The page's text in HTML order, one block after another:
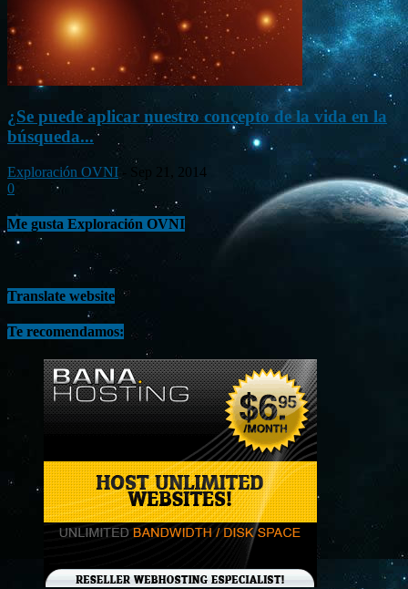
¿Se puede aplicar nuestro concepto de la vida en la
búsqueda...
Exploración OVNI
Sep 21, 2014
0
Me gusta Exploración OVNI
Translate website
Te recomendamos: